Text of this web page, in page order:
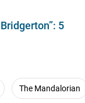
5
The Mandalorian